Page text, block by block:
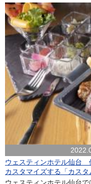
ウェスティンホテル仙台
カスタマイズする「カスタ